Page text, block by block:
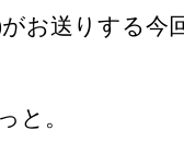
お送りする今
と。